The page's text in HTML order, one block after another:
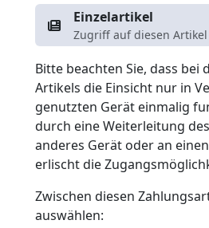
Einzelartikel
Zugriff auf diesen Artikel
Bitte beachten Sie, dass bei
Artikels die Einsicht nur in
genutzten Gerät einmalig
durch eine Weiterleitung
anderes Gerät oder an
erlischt die
Zwischen diesen
auswählen: